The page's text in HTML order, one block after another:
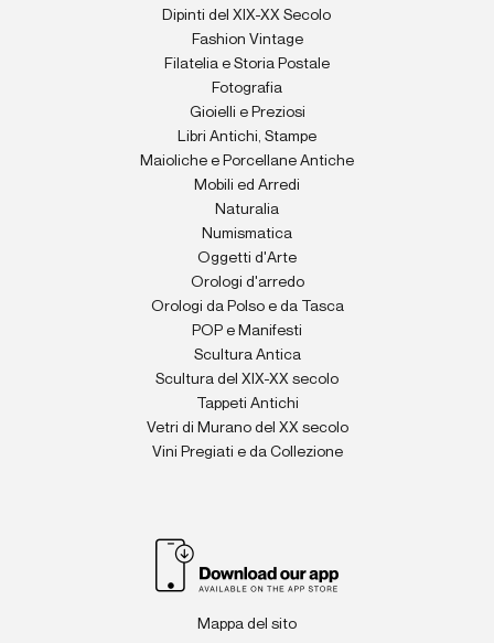
Dipinti del XIX-XX Secolo
Fashion Vintage
Filatelia e Storia Postale
Fotografia
Gioielli e Preziosi
Libri Antichi, Stampe
Maioliche e Porcellane Antiche
Mobili ed Arredi
Naturalia
Numismatica
Oggetti d'Arte
Orologi d'arredo
Orologi da Polso e da Tasca
POP e Manifesti
Scultura Antica
Scultura del XIX-XX secolo
Tappeti Antichi
Vetri di Murano del XX secolo
Vini Pregiati e da Collezione
Mappa del sito